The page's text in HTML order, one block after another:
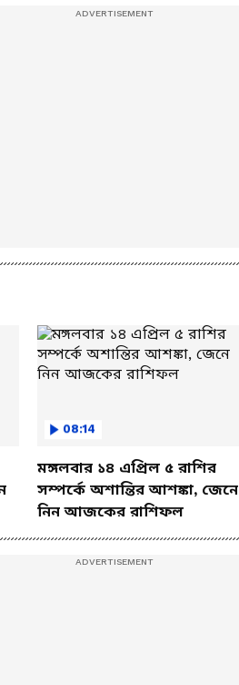
08:14
মঙ্গলবার ১৪ এপ্রিল ৫ রাশির
সম্পর্কে অশান্তির আশঙ্কা, জেনে
নিন আজকের রাশিফল